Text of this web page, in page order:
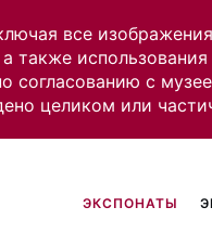
все
также
согласованию с
целиком или
ЭКСПОНАТЫ